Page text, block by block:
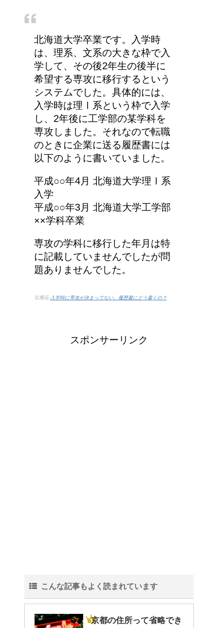
北海道大学卒業です。入学時
は、理系、文系の大きな枠で入
学して、その後2年生の後半に
希望する専攻に移行するという
システムでした。具体的には、
入学時は理Ⅰ系という枠で入学
し、2年後に工学部の某学科を
専攻しました。それなので転職
のときに企業に送る履歴書には
以下のように書いていました。
平成○○年4月 北海道大学理Ⅰ系
入学
平成○○年3月 北海道大学工学部
××学科卒業
専攻の学科に移行した年月は特
に記載していませんでしたが問
題ありませんでした。
引用元- 入学時に専攻が決まってない。履歴書にどう書くの？
スポンサーリンク
こんな記事もよく読まれています
京都の住所って省略でき